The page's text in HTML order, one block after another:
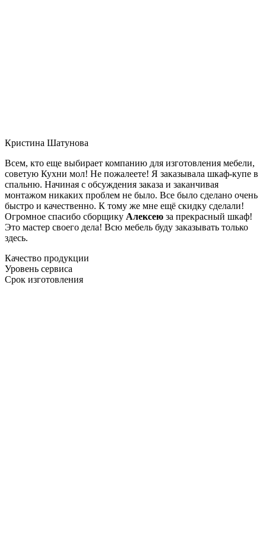
Кристина Шатунова
Всем, кто еще выбирает компанию для изготовления мебели,
советую Кухни мол! Не пожалеете! Я заказывала шкаф-купе в
спальню. Начиная с обсуждения заказа и заканчивая
монтажом никаких проблем не было. Все было сделано очень
быстро и качественно. К тому же мне ещё скидку сделали!
Огромное спасибо сборщику Алексею за прекрасный шкаф!
Это мастер своего дела! Всю мебель буду заказывать только
здесь.
Качество продукции
Уровень сервиса
Срок изготовления